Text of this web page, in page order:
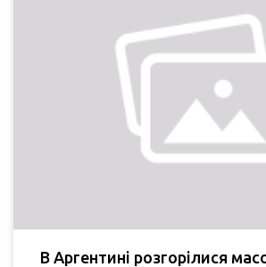
В Аргентині розгорілися